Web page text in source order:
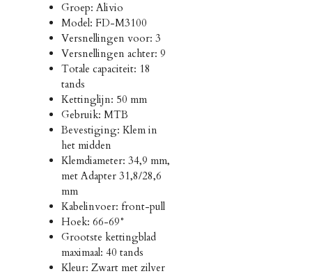
Groep: Alivio
Model: FD-M3100
Versnellingen voor: 3
Versnellingen achter: 9
Totale capaciteit: 18
tands
Kettinglijn: 50 mm
Gebruik: MTB
Bevestiging: Klem in
het midden
Klemdiameter: 34,9 mm,
met Adapter 31,8/28,6
mm
Kabelinvoer: front-pull
Hoek: 66-69°
Grootste kettingblad
maximaal: 40 tands
Kleur: Zwart met zilver